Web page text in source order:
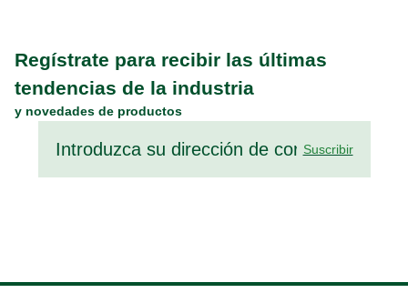
Regístrate para recibir las últimas
tendencias de la industria
y novedades de productos
Suscribir